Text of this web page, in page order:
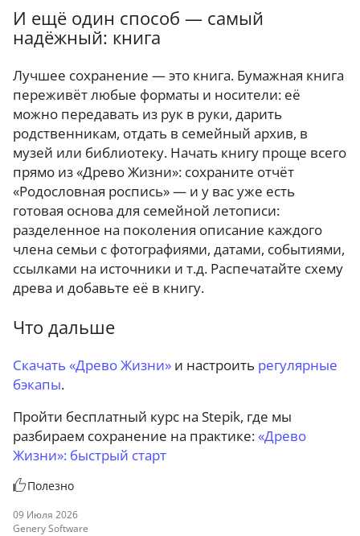
И ещё один способ — самый
надёжный: книга
Лучшее сохранение — это книга. Бумажная книга
переживёт любые форматы и носители: её
можно передавать из рук в руки, дарить
родственникам, отдать в семейный архив, в
музей или библиотеку. Начать книгу проще всего
прямо из «Древо Жизни»: сохраните отчёт
«Родословная роспись» — и у вас уже есть
готовая основа для семейной летописи:
разделенное на поколения описание каждого
члена семьи с фотографиями, датами, событиями,
ссылками на источники и т.д. Распечатайте схему
древа и добавьте её в книгу.
Что дальше
Скачать «Древо Жизни» и настроить регулярные
бэкапы.
Пройти бесплатный курс на Stepik, где мы
разбираем сохранение на практике:«Древо
Жизни»: быстрый старт
Полезно
09 Июля 2026
Genery Software